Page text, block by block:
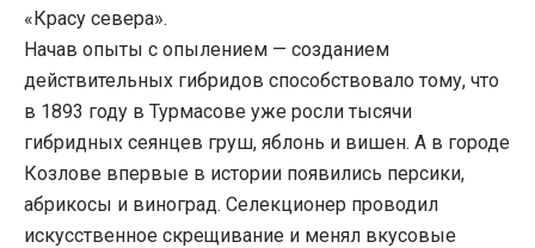
«Красу севера».
Начав опыты с опылением — созданием
действительных гибридов способствовало тому, что
в 1893 году в Турмасове уже росли тысячи
гибридных сеянцев груш, яблонь и вишен. А в городе
Козлове впервые в истории появились персики,
абрикосы и виноград. Селекционер проводил
искусственное скрещивание и менял вкусовые